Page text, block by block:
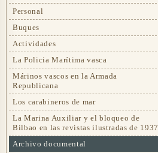
Personal
Buques
Actividades
La Policia Marítima vasca
Márinos vascos en la Armada
Republicana
Los carabineros de mar
La Marina Auxiliar y el bloqueo de
Bilbao en las revistas ilustradas de 1937
Archivo documental